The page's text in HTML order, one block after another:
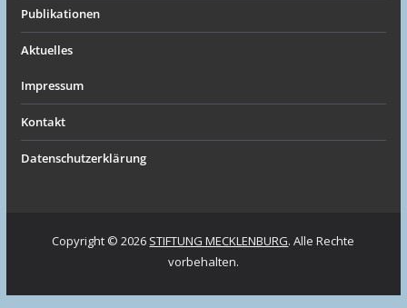
Publikationen
Aktuelles
Impressum
Kontakt
Datenschutzerklärung
Copyright © 2026 STIFTUNG MECKLENBURG. Alle Rechte
vorbehalten.